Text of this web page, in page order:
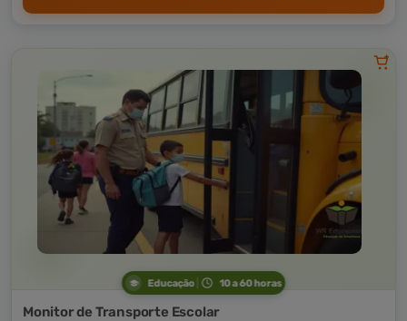
Educação 10 a 60 horas
Monitor de Transporte Escolar